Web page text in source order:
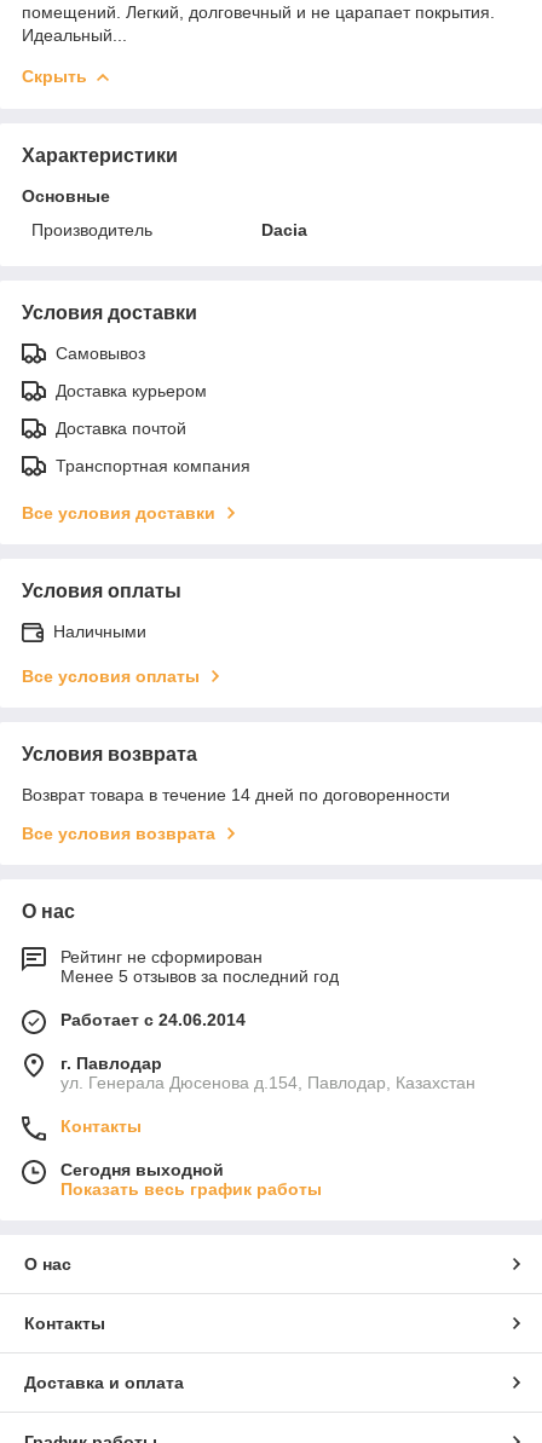
помещений. Легкий, долговечный и не царапает покрытия.
Идеальный...
Скрыть
Характеристики
Основные
Производитель
Dacia
Условия доставки
Самовывоз
Доставка курьером
Доставка почтой
Транспортная компания
Все условия доставки
Условия оплаты
Наличными
Все условия оплаты
Условия возврата
Возврат товара в течение 14 дней по договоренности
Все условия возврата
О нас
Рейтинг не сформирован
Менее 5 отзывов за последний год
Работает с 24.06.2014
г. Павлодар
ул. Генерала Дюсенова д.154, Павлодар, Казахстан
Контакты
Сегодня выходной
Показать весь график работы
О нас
Контакты
Доставка и оплата